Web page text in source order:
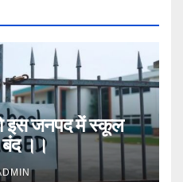
इस जनपद में स्कूल
बंद ।।